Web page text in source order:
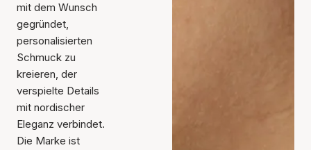
mit dem Wunsch
gegründet,
personalisierten
Schmuck zu
kreieren, der
verspielte Details
mit nordischer
Eleganz verbindet.
Die Marke ist